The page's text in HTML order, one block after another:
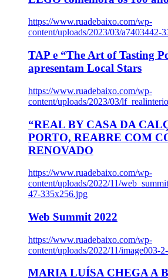
https://www.ruadebaixo.com/wp-
content/uploads/2023/03/a7403442-
TAP e “The Art of Tasting
apresentam Local Stars
https://www.ruadebaixo.com/wp-
content/uploads/2023/03/
“REAL BY CASA DA
PORTO, REABRE COM
RENOVADO
https://www.ruadebaixo.com/wp-
content/uploads/2022/11/
47-335x256.jpg
Web Summit 2022
https://www.ruadebaixo.com/wp-
content/uploads/2022/11/image003-
MARIA LUÍSA CHEGA A